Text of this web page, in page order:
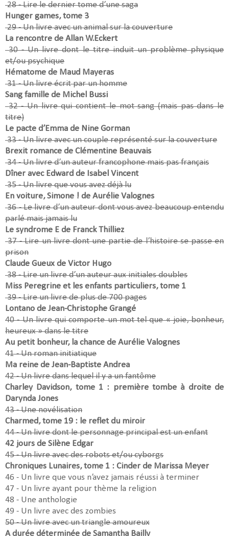
28 - Lire le dernier tome d’une saga
Hunger games, tome 3
29 - Un livre avec un animal sur la couverture
La rencontre de Allan W.Eckert
30 - Un livre dont le titre induit un problème physique
et/ou psychique
Hématome de Maud Mayeras
31 - Un livre écrit par un homme
Sang famille de Michel Bussi
32 - Un livre qui contient le mot sang (mais pas dans le
titre)
Le pacte d’Emma de Nine Gorman
33 - Un livre avec un couple représenté sur la couverture
Brexit romance de Clémentine Beauvais
34 - Un livre d’un auteur francophone mais pas français
Dîner avec Edward de Isabel Vincent
35 - Un livre que vous avez déjà lu
En voiture, Simone ! de Aurélie Valognes
36 - Le livre d’un auteur dont vous avez beaucoup entendu
parlé mais jamais lu
Le syndrome E de Franck Thilliez
37 - Lire un livre dont une partie de l’histoire se passe en
prison
Claude Gueux de Victor Hugo
38 - Lire un livre d’un auteur aux initiales doubles
Miss Peregrine et les enfants particuliers, tome 1
39 - Lire un livre de plus de 700 pages
Lontano de Jean-Christophe Grangé
40 - Un livre qui comporte un mot tel que « joie, bonheur,
heureux » dans le titre
Au petit bonheur, la chance de Aurélie Valognes
41 - Un roman initiatique
Ma reine de Jean-Baptiste Andrea
42 - Un livre dans lequel il y a un fantôme
Charley Davidson, tome 1 : première tombe à droite de
Darynda Jones
43 - Une novélisation
Charmed, tome 19 : le reflet du miroir
44 - Un livre dont le personnage principal est un enfant
42 jours de Silène Edgar
45 - Un livre avec des robots et/ou cyborgs
Chroniques Lunaires, tome 1 : Cinder de Marissa Meyer
46 - Un livre que vous n’avez jamais réussi à terminer
47 - Un livre ayant pour thème la religion
48 - Une anthologie
49 - Un livre avec des zombies
50 - Un livre avec un triangle amoureux
A durée déterminée de Samantha Bailly